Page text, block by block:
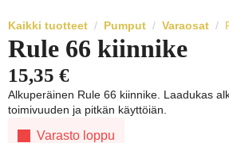
Kaikki tuotteet Pumput Varaosat
Rule 66 kiinnike
15,35 €
Alkuperäinen Rule 66 kiinnike. Laadukas
toimivuuden ja pitkän käyttöiän.
Varasto loppu